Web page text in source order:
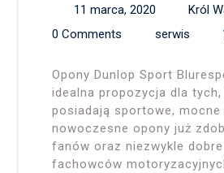
11 marca, 2020
Król
0 Comments
serwis
Opony Dunlop Sport
idealna propozycja dla
posiadają sportowe, mocne
nowoczesne opony już
fanów oraz niezwykle
fachowców